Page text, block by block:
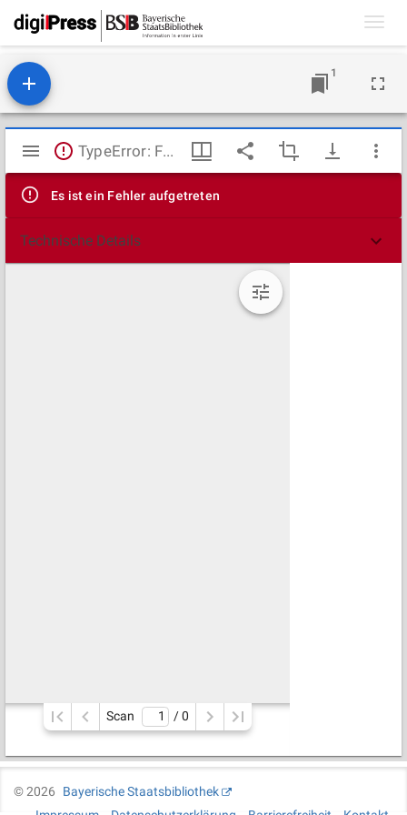
1
Mirador
Viewer
TypeError: Failed to fetch
Es ist ein Fehler aufgetreten
Technische Details
Scan / 0
©2026
Bayerische Staatsbibliothek